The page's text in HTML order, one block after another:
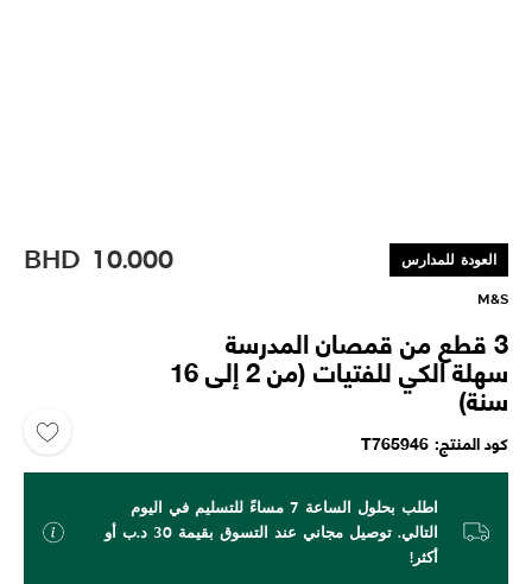
العودة للمدارس BHD 10.000
M&S
3 قطع من قمصان المدرسة
سهلة الكي للفتيات (من 2 إلى 16
سنة)
كود المنتج T765946
اطلب بحلول الساعة 7 مساءً للتسليم في اليوم
التالي. توصيل مجاني عند التسوق بقيمة 30 د.ب أو
أكثر!